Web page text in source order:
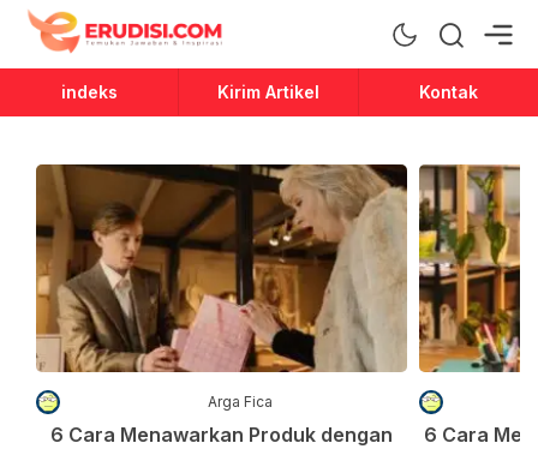
Erudisi
Temukan Jawaban dan Inspirasi
indeks Kirim Artikel Kontak
Arga Fica
6 Cara Menawarkan Produk dengan
6 Cara